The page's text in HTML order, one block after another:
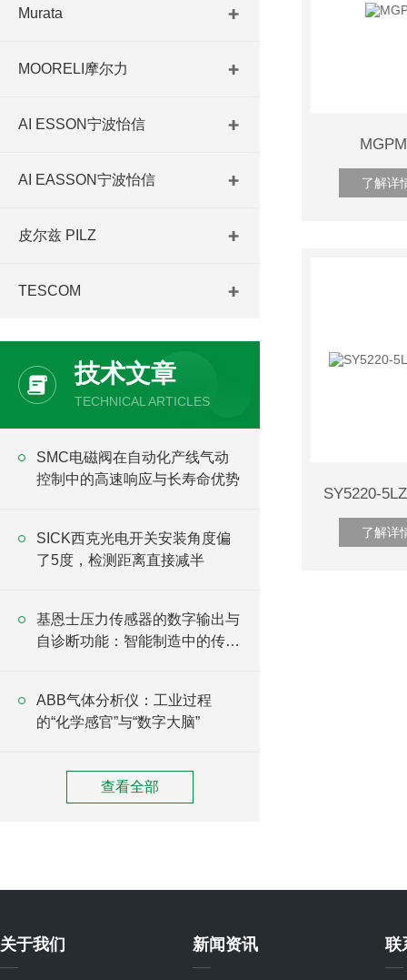
Murata
MOORELI摩尔力
AI ESSON宁波怡信
AI EASSON宁波怡信
皮尔兹 PILZ
TESCOM
技术文章
TECHNICAL ARTICLES
SMC电磁阀在自动化产线气动
控制中的高速响应与长寿命优势
SICK西克光电开关安装角度偏
了5度，检测距离直接减半
基恩士压力传感器的数字输出与
自诊断功能：智能制造中的传感
ABB气体分析仪：工业过程
的“化学感官”与“数字大脑”
查看全部
了解详
了解详
关于我们 新闻资讯 联